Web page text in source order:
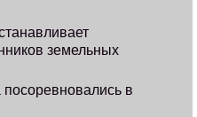
земельных
в